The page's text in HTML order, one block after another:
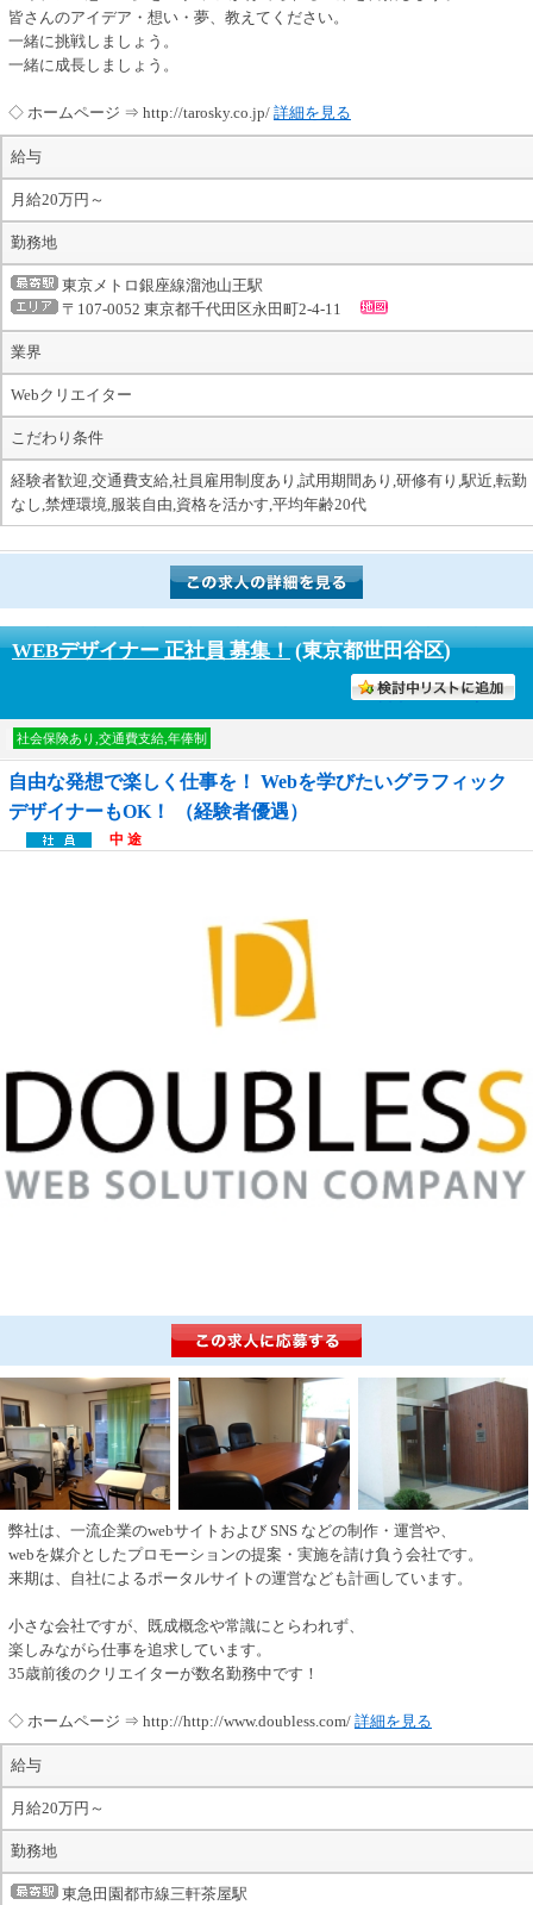
皆さんのアイデア・想い・夢、教えてください。
一緒に挑戦しましょう。
一緒に成長しましょう。
◇ ホームページ ⇒ http://tarosky.co.jp/ 詳細を見る
給与
月給20万円～
勤務地
東京メトロ銀座線溜池山王駅
〒107-0052 東京都千代田区永田町2-4-11
業界
Webクリエイター
こだわり条件
経験者歓迎,交通費支給,社員雇用制度あり,試用期間あり,研修有り,駅近,転勤
なし,禁煙環境,服装自由,資格を活かす,平均年齢20代
WEBデザイナー 正社員 募集！(東京都世田谷区)
社会保険あり,交通費支給,年俸制
自由な発想で楽しく仕事を！ Webを学びたいグラフィック
デザイナーもOK！ （経験者優遇）
中 途
弊社は、一流企業のwebサイトおよび SNS などの制作・運営や、
webを媒介としたプロモーションの提案・実施を請け負う会社です。
来期は、自社によるポータルサイトの運営なども計画しています。
小さな会社ですが、既成概念や常識にとらわれず、
楽しみながら仕事を追求しています。
35歳前後のクリエイターが数名勤務中です！
◇ ホームページ ⇒ http://http://www.doubless.com/ 詳細を見る
給与
月給20万円～
勤務地
東急田園都市線三軒茶屋駅